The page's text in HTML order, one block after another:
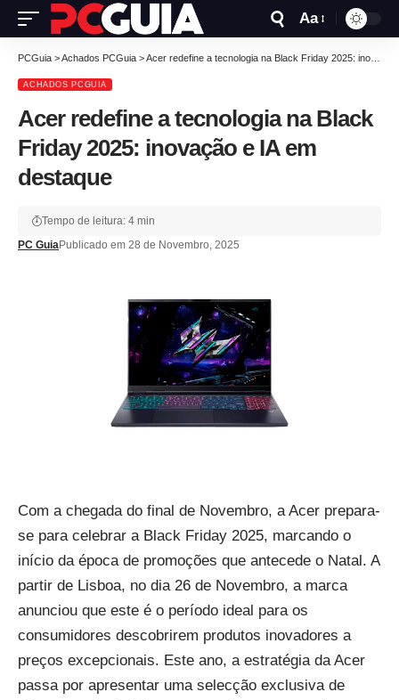
Aa
PCGuia >Achados PCGuia >Acer redefine a tecnologia na Black Friday 2025: inovação e IA em destaque
ACHADOS PCGUIA
Acer redefine a tecnologia na Black
Friday 2025: inovação e IA em
destaque
PC GuiaPublicado em 28 de Novembro, 2025
Tempo de leitura: 4 min
Com a chegada do final de Novembro, a Acer prepara-
se para celebrar a Black Friday 2025, marcando o
início da época de promoções que antecede o Natal. A
partir de Lisboa, no dia 26 de Novembro, a marca
anunciou que este é o período ideal para os
consumidores descobrirem produtos inovadores a
preços excepcionais. Este ano, a estratégia da Acer
passa por apresentar uma selecção exclusiva de